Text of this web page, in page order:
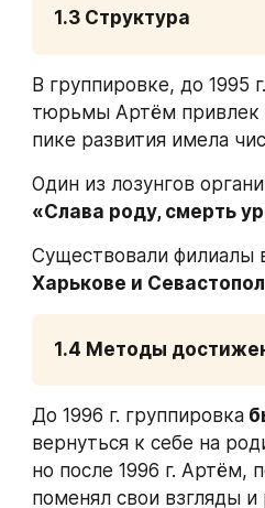
1.3 Структура
В группировке, до 1995
тюрьмы Артём привлек
пике развития имела
«Слава роду, смерть
Существовали филиалы
Харькове и
1.4 Методы
До 1996 г. группировка
вернуться к себе на
но после 1996 г. Артём,
поменял свои взгляды